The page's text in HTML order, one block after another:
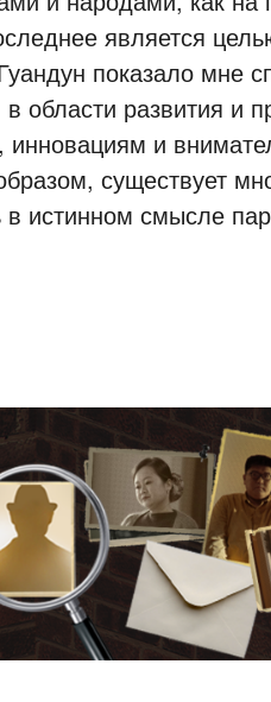
является
показало мне
области развития и
инновациям и
существует
истинном смысле